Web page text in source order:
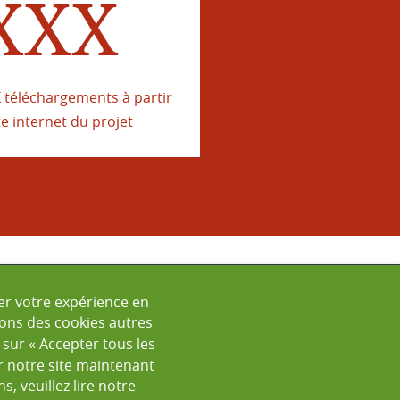
téléchargements à partir
internet du projet
votre expérience en
des cookies autres
« Accepter tous les
notre site maintenant
veuillez lire notre